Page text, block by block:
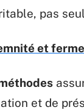
pas
et
et de